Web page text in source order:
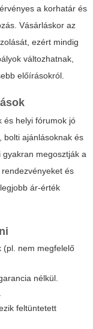
a korhatár és
Vásárláskor az
ezért mindig
változhatnak,
előírásokról.
és helyi fórumok jó
bolti ajánlásoknak és
gyakran megosztják a
és
ár-érték
(pl. nem megfelelő
nélkül.
feltüntetett